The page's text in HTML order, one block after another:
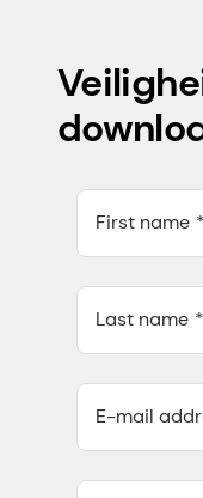
First name
Last name
E-mail